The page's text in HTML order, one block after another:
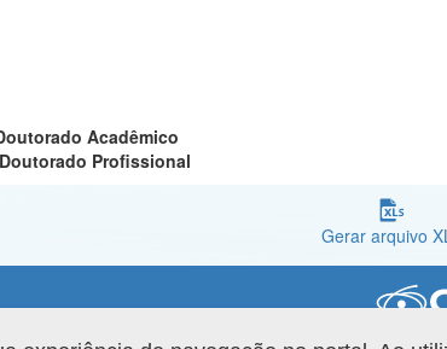
Acadêmico
Profissional
Gerar arquivo